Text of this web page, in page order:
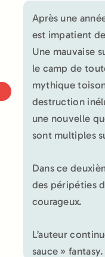
Après une
est impatient
Une mauvaise
le camp de
mythique
destruction
une nouvelle
sont multiples
Dans ce
des péripéties
courageux.
L’auteur
sauce » fantasy.